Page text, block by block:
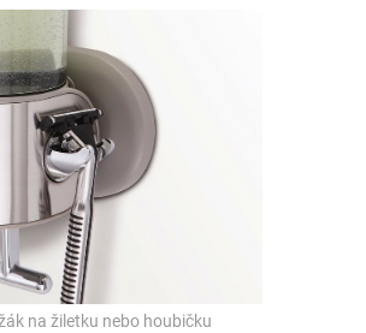
na žiletku nebo houbičku